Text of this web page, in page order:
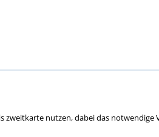
zweitkarte nutzen, dabei das notwendige